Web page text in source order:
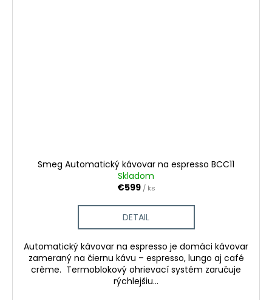
Smeg Automatický kávovar na espresso BCC11
Skladom
€599 / ks
DETAIL
Automatický kávovar na espresso je domáci kávovar
zameraný na čiernu kávu – espresso, lungo aj café
crème. Termoblokový ohrievací systém zaručuje
rýchlejšiu...